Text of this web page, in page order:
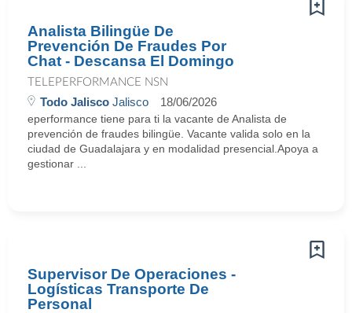
Analista Bilingüe De
Prevención De Fraudes Por
Chat - Descansa El Domingo
TELEPERFORMANCE NSN
Todo Jalisco Jalisco 18/06/2026
eperformance tiene para ti la vacante de Analista de
prevención de fraudes bilingüe. Vacante valida solo en la
ciudad de Guadalajara y en modalidad presencial.Apoya a
gestionar ...
Supervisor De Operaciones -
Logísticas Transporte De
Personal